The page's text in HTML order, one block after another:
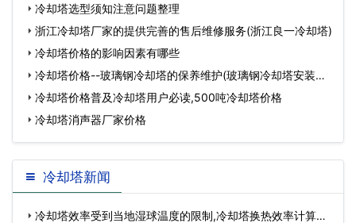
冷却塔选型须知注意问题整理
浙江冷却塔厂家的提供完善的售后维修服务(浙江良一冷却塔)
冷却塔价格的影响因素有哪些
冷却塔价格--玻璃钢冷却塔的保养维护(玻璃钢冷却塔安装价
格 冷却塔价格普及冷却塔用户必读,500吨冷却塔价格
冷却塔消声器厂家价格
冷却塔新闻
冷却塔效率受到当地湿球温度的限制,冷却塔换热效率计算…